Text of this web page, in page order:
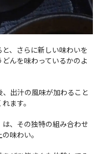
、さらに新しい味わいを
んを味わっているかのよ
出汁の風味が加わること
ます。
、その独特の組み合わせ
味わい。